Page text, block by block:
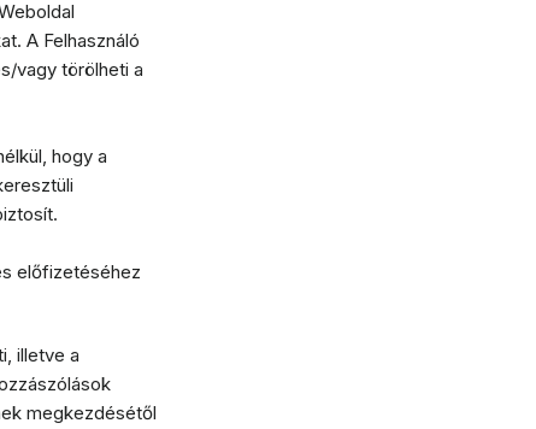
A Felhasználó
vagy törölheti a
hogy a
előfizetéséhez
illetve a
megkezdésétől